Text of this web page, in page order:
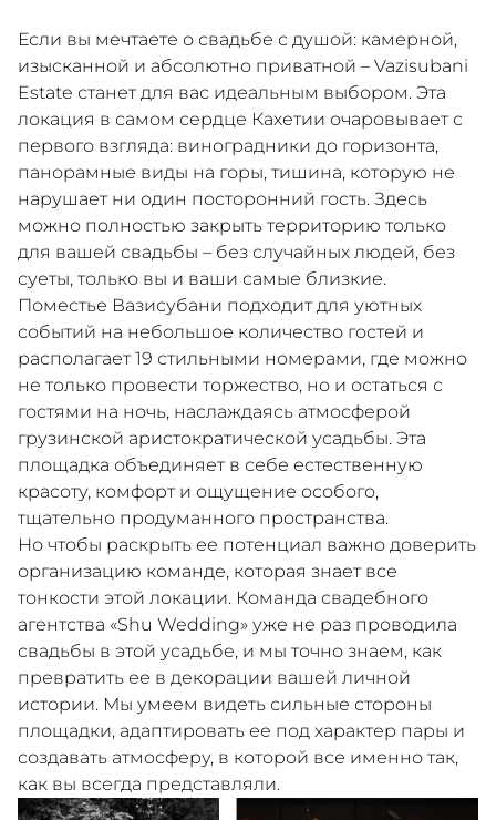
Если вы мечтаете о свадьбе с душой: камерной,
изысканной и абсолютно приватной – Vazisubani
Estate станет для вас идеальным выбором. Эта
локация в самом сердце Кахетии очаровывает с
первого взгляда: виноградники до горизонта,
панорамные виды на горы, тишина, которую не
нарушает ни один посторонний гость. Здесь
можно полностью закрыть территорию только
для вашей свадьбы – без случайных людей, без
суеты, только вы и ваши самые близкие.
Поместье Вазисубани подходит для уютных
событий на небольшое количество гостей и
располагает 19 стильными номерами, где можно
не только провести торжество, но и остаться с
гостями на ночь, наслаждаясь атмосферой
грузинской аристократической усадьбы. Эта
площадка объединяет в себе естественную
красоту, комфорт и ощущение особого,
тщательно продуманного пространства.
Но чтобы раскрыть ее потенциал важно доверить
организацию команде, которая знает все
тонкости этой локации. Команда свадебного
агентства «Shu Wedding» уже не раз проводила
свадьбы в этой усадьбе, и мы точно знаем, как
превратить ее в декорации вашей личной
истории. Мы умеем видеть сильные стороны
площадки, адаптировать ее под характер пары и
создавать атмосферу, в которой все именно так,
как вы всегда представляли.